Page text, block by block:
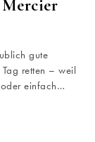
gute
retten – weil
einfach…